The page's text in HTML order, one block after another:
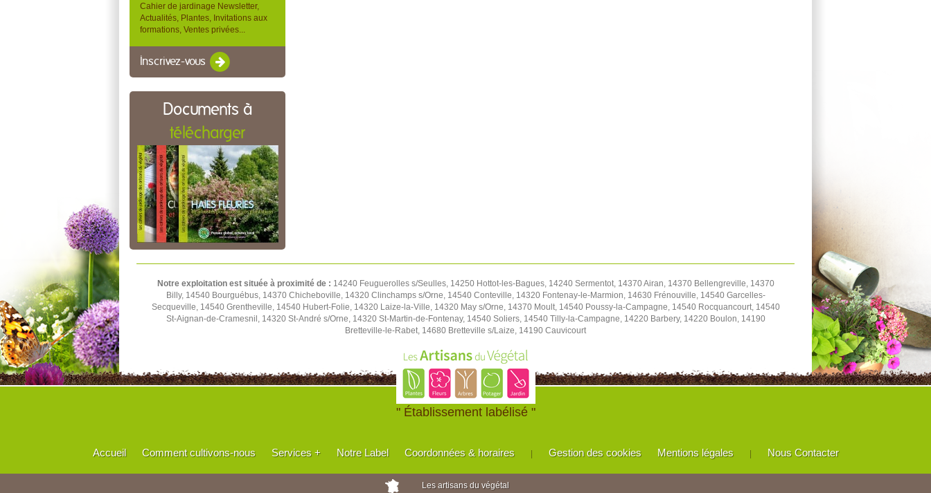
Cahier de jardinage Newsletter,
Actualités, Plantes, Invitations aux
formations, Ventes privées...
Inscrivez-vous
Documents à
télécharger
Notre exploitation est située à proximité de : 14240 Feuguerolles s/Seulles, 14250 Hottot-les-Bagues, 14240 Sermentot, 14370 Airan, 14370 Bellengreville, 14370
Billy, 14540 Bourguébus, 14370 Chicheboville, 14320 Clinchamps s/Orne, 14540 Conteville, 14320 Fontenay-le-Marmion, 14630 Frénouville, 14540 Garcelles-
Secqueville, 14540 Grentheville, 14540 Hubert-Folie, 14320 Laize-la-Ville, 14320 May s/Orne, 14370 Moult, 14540 Poussy-la-Campagne, 14540 Rocquancourt, 14540
St-Aignan-de-Cramesnil, 14320 St-André s/Orne, 14320 St-Martin-de-Fontenay, 14540 Soliers, 14540 Tilly-la-Campagne, 14220 Barbery, 14220 Boulon, 14190
Bretteville-le-Rabet, 14680 Bretteville s/Laize, 14190 Cauvicourt
" Établissement labélisé "
Accueil Comment cultivons-nous Services + Notre Label Coordonnées & horaires Gestion des cookies Mentions légales Nous Contacter
Les artisans du végétal